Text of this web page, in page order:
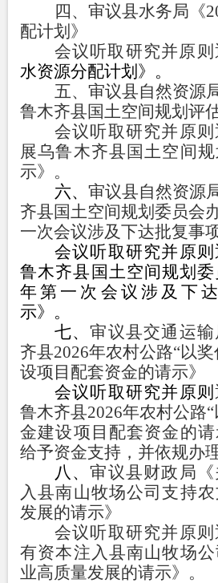
四、审议县水务局《
配计划》
会议听取 研究并原则
水资源分配计划》。
五、审议县自然资源
鲁木齐县国土空间规划评
会议听取研究并原则
展乌鲁木齐县国土空间
示》 。
六、 审议县自然资源
齐县国土空间规划委员会
一次会议涉及下达批复事
会议听取研究并原
鲁木齐县国土空间规划
年第一次会议涉及下
示》。
七、审议县交通运
齐县2026年农村公路“以
设项目配套资金的请示》
会议听取研究并原则
鲁木齐县2026年农村公路
金建设项目配套资金的请
给予资金支持，并依规办理
八 、审议县财政局
入县南山牧场公司支持
发展的请示》
会议听取研究并原则
有资本注入县南山牧场
业高质量发展的请示》 。